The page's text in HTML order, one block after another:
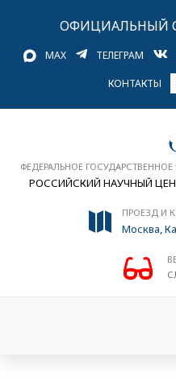
ОФИЦИАЛЬНЫЙ
MAX ТЕЛЕГРАМ
КОНТАКТЫ
ФЕДЕРАЛЬНОЕ
РОССИЙСКИЙ НАУЧНЫЙ
ПРОЕЗД И
Москва,